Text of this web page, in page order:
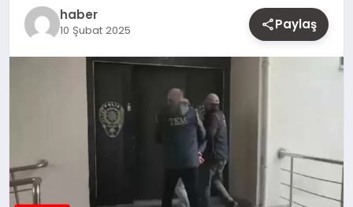
haber
10 Şubat 2025 Paylaş